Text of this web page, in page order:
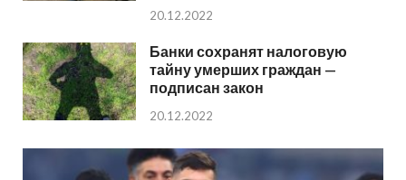
20.12.2022
Банки сохранят налоговую
тайну умерших граждан —
подписан закон
20.12.2022